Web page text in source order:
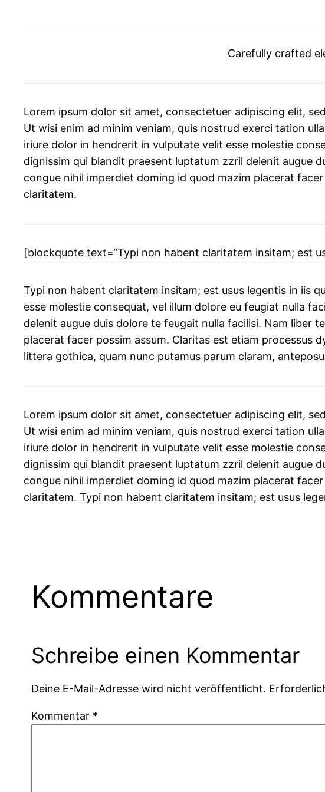
Carefully crafted
Lorem ipsum dolor sit amet, consectetuer adipiscing elit,
Ut wisi enim ad minim veniam, quis nostrud exerci tation
iriure dolor in hendrerit in vulputate velit esse molestie
dignissim qui blandit praesent luptatum zzril delenit augue
congue nihil imperdiet doming id quod mazim placerat
claritatem.
[blockquote text=“Typi non habent claritatem insitam; est
Typi non habent claritatem insitam; est usus legentis in iis
esse molestie consequat, vel illum dolore eu feugiat nulla
delenit augue duis dolore te feugait nulla facilisi. Nam liber
placerat facer possim assum. Claritas est etiam processus
littera gothica, quam nunc putamus parum claram,
Lorem ipsum dolor sit amet, consectetuer adipiscing elit,
Ut wisi enim ad minim veniam, quis nostrud exerci tation
iriure dolor in hendrerit in vulputate velit esse molestie
dignissim qui blandit praesent luptatum zzril delenit augue
congue nihil imperdiet doming id quod mazim placerat
claritatem. Typi non habent claritatem insitam; est usus
Kommentare
Schreibe einen Kommentar
Deine E-Mail-Adresse wird nicht veröffentlicht.
Kommentar *